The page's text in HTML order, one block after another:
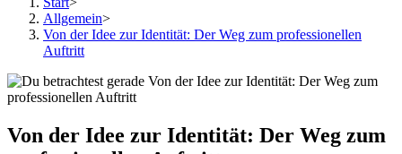
Allgemein>
Von der Idee zur Identität: Der Weg zum professionellen
Auftritt
Von der Idee zur Identität: Der Weg zum